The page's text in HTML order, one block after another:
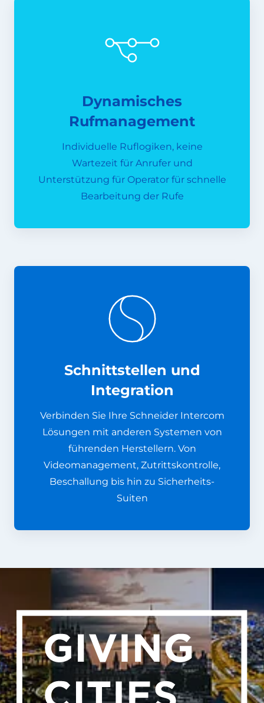
Dynamisches
Rufmanagement
Individuelle Ruflogiken, keine
Wartezeit für Anrufer und
Unterstützung für Operator für schnelle
Bearbeitung der Rufe
Schnittstellen und
Integration
Verbinden Sie Ihre Schneider Intercom
Lösungen mit anderen Systemen von
führenden Herstellern. Von
Videomanagement, Zutrittskontrolle,
Beschallung bis hin zu Sicherheits-
Suiten